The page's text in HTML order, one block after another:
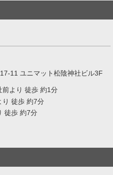
11 ユニマット松陰神社ビル3F
前より 徒歩 約1分
り 徒歩 約7分
徒歩 約7分